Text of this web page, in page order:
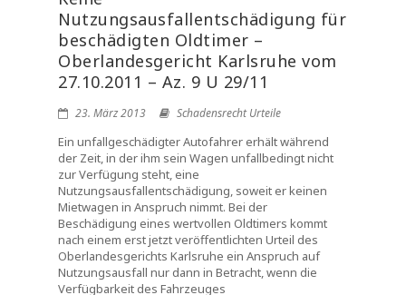
Nutzungsausfallentschädigung für
beschädigten Oldtimer –
Oberlandesgericht Karlsruhe vom
27.10.2011 – Az. 9 U 29/11
23. März 2013 Schadensrecht Urteile
Ein unfallgeschädigter Autofahrer erhält während
der Zeit, in der ihm sein Wagen unfallbedingt nicht
zur Verfügung steht, eine
Nutzungsausfallentschädigung, soweit er keinen
Mietwagen in Anspruch nimmt. Bei der
Beschädigung eines wertvollen Oldtimers kommt
nach einem erst jetzt veröffentlichten Urteil des
Oberlandesgerichts Karlsruhe ein Anspruch auf
Nutzungsausfall nur dann in Betracht, wenn die
Verfügbarkeit des Fahrzeuges